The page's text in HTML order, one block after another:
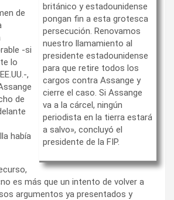
británico y estadounidense
pongan fin a esta grotesca
persecución. Renovamos
nuestro llamamiento al
presidente estadounidense
para que retire todos los
cargos contra Assange y
cierre el caso. Si Assange
va a la cárcel, ningún
periodista en la tierra estará
a salvo», concluyó el
presidente de la FIP.
de
-si
lo
,
de
había
es más que un intento de volver a
argumentos ya presentados y